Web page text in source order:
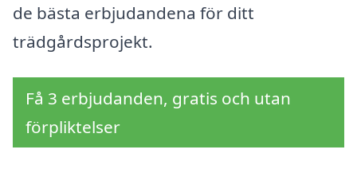
de bästa erbjudandena för ditt
trädgårdsprojekt.
Få 3 erbjudanden, gratis och utan
förpliktelser